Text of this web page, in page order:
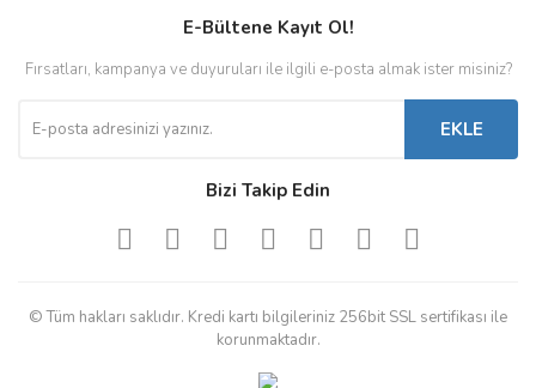
E-Bültene Kayıt Ol!
Fırsatları, kampanya ve duyuruları ile ilgili e-posta almak ister misiniz?
EKLE
Bizi Takip Edin
© Tüm hakları saklıdır. Kredi kartı bilgileriniz 256bit SSL sertifikası ile
korunmaktadır.